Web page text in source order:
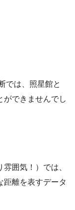
は、 照星館と
ができませんでし
囲気！）では、
距離を表すデータ